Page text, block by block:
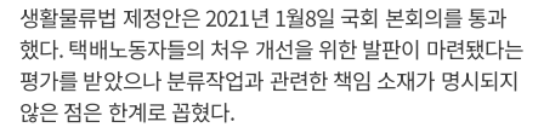
생활물류법 제정안은 2021년 1월8일 국회 본회의를 통과
했다. 택배노동자들의 처우 개선을 위한 발판이 마련됐다는
평가를 받았으나 분류작업과 관련한 책임 소재가 명시되지
않은 점은 한계로 꼽혔다.